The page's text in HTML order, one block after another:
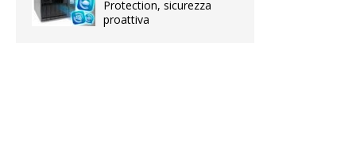
Protection, sicurezza
proattiva